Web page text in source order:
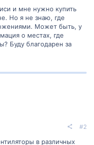
и мне нужно купить
Но я не знаю, где
Может быть, у
о местах, где
Буду благодарен за
#2
в различных